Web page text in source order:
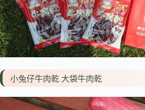
小兔仔牛肉乾 大袋牛肉乾